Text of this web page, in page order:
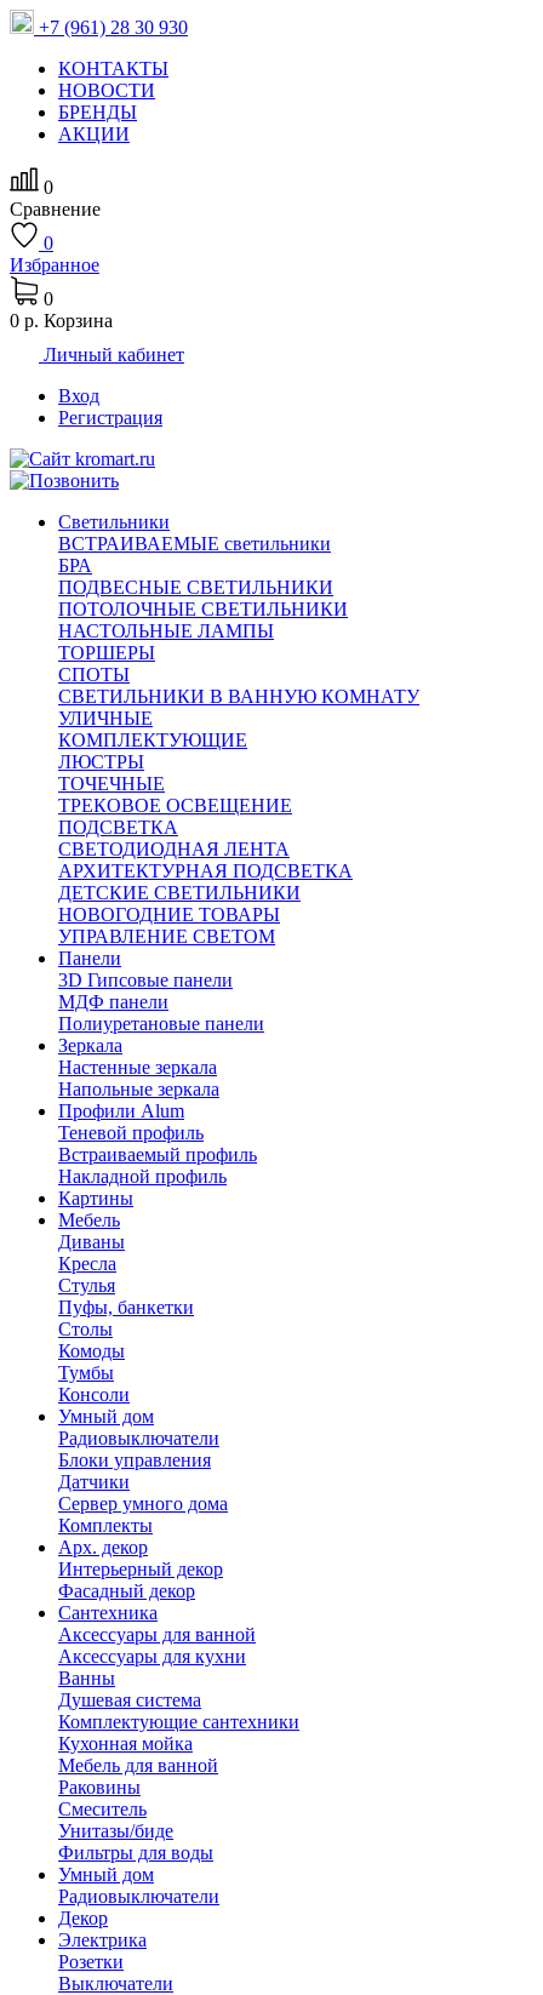
+7 (961) 28 30 930
КОНТАКТЫ
НОВОСТИ
БРЕНДЫ
АКЦИИ
0
Сравнение
0
Избранное
0
0 р. Корзина
Личный кабинет
Вход
Регистрация
Светильники
ВСТРАИВАЕМЫЕ светильники
БРА
ПОДВЕСНЫЕ СВЕТИЛЬНИКИ
ПОТОЛОЧНЫЕ СВЕТИЛЬНИКИ
НАСТОЛЬНЫЕ ЛАМПЫ
ТОРШЕРЫ
СПОТЫ
СВЕТИЛЬНИКИ В ВАННУЮ КОМНАТУ
УЛИЧНЫЕ
КОМПЛЕКТУЮЩИЕ
ЛЮСТРЫ
ТОЧЕЧНЫЕ
ТРЕКОВОЕ ОСВЕЩЕНИЕ
ПОДСВЕТКА
СВЕТОДИОДНАЯ ЛЕНТА
АРХИТЕКТУРНАЯ ПОДСВЕТКА
ДЕТСКИЕ СВЕТИЛЬНИКИ
НОВОГОДНИЕ ТОВАРЫ
УПРАВЛЕНИЕ СВЕТОМ
Панели
3D Гипсовые панели
МДФ панели
Полиуретановые панели
Зеркала
Настенные зеркала
Напольные зеркала
Профили Alum
Теневой профиль
Встраиваемый профиль
Накладной профиль
Картины
Мебель
Диваны
Кресла
Стулья
Пуфы, банкетки
Столы
Комоды
Тумбы
Консоли
Умный дом
Радиовыключатели
Блоки управления
Датчики
Сервер умного дома
Комплекты
Арх. декор
Интерьерный декор
Фасадный декор
Сантехника
Аксессуары для ванной
Аксессуары для кухни
Ванны
Душевая система
Комплектующие сантехники
Кухонная мойка
Мебель для ванной
Раковины
Смеситель
Унитазы/биде
Фильтры для воды
Умный дом
Радиовыключатели
Декор
Электрика
Розетки
Выключатели